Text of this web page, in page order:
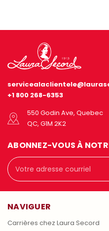
+1 800 268-6353
550 Godin Ave, Quebec
QC, G1M 2K2
ABONNEZ-VOUS À
Adresse
courriel
NAVIGUER
Carrières chez Laura Secord